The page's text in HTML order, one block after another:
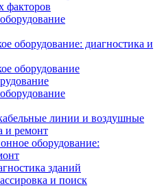
факторов
оборудование: диагностика и
оборудование
линии и воздушные
и ремонт
оборудование:
зданий
и поиск